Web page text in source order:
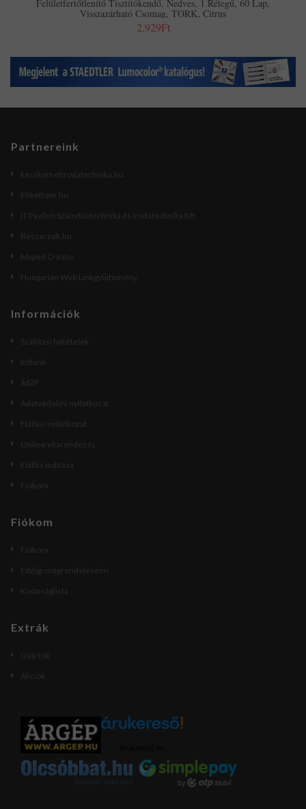
Felületfertőtlenítő Tisztítókendő, Nedves, 1 Rétegű, 60 Lap,
Visszazárható Csomag, TORK, Citrus
2,929Ft
Partnereink
kecskemetirodatechnika.hu
Etikettem.hu
IT Pavilon Számítástechnika és Irodatechnika Kft.
Beszerzek.hu
Maped Creativ
Hungarian Web Linkgyűjtemény
Információk
Szállítási feltételek
Rólunk
ÁSZF
Adatvédelmi nyilatkozat
Elállási nyilatkozat
Online vitarendezés
Elállás indítása
Fiókom
Fiókom
Fiókom
Eddigi megrendeléseim
Kívánságlista
Extrák
Gyártók
Akciók